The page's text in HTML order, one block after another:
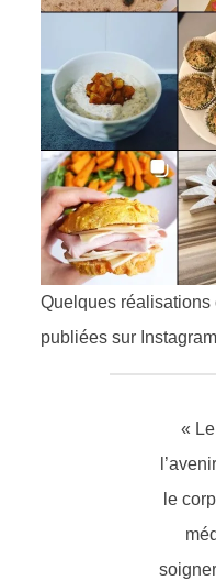
Quelques réalisations
publiées sur Instagram
«
le